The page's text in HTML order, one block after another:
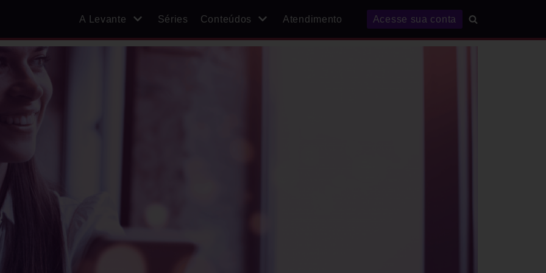
A Levante Séries Conteúdos Atendimento Acesse sua conta